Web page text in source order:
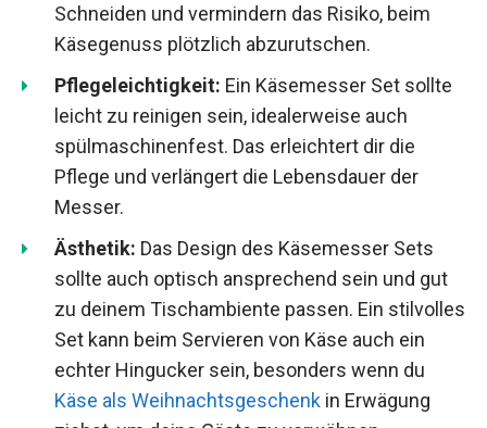
Schneiden und vermindern das Risiko, beim
Käsegenuss plötzlich abzurutschen.
Pflegeleichtigkeit: Ein Käsemesser Set sollte
leicht zu reinigen sein, idealerweise auch
spülmaschinenfest. Das erleichtert dir die
Pflege und verlängert die Lebensdauer der
Messer.
Ästhetik: Das Design des Käsemesser Sets
sollte auch optisch ansprechend sein und gut
zu deinem Tischambiente passen. Ein stilvolles
Set kann beim Servieren von Käse auch ein
echter Hingucker sein, besonders wenn du
Käse als Weihnachtsgeschenk in Erwägung